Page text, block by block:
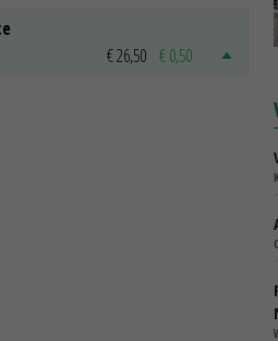
€ 26,50 € 0,50